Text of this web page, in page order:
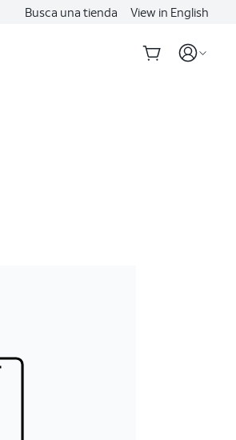
Busca una tienda View in English